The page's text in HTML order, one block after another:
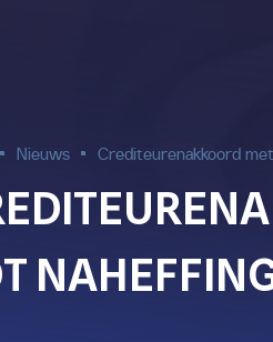
Nieuws Crediteurenakkoord